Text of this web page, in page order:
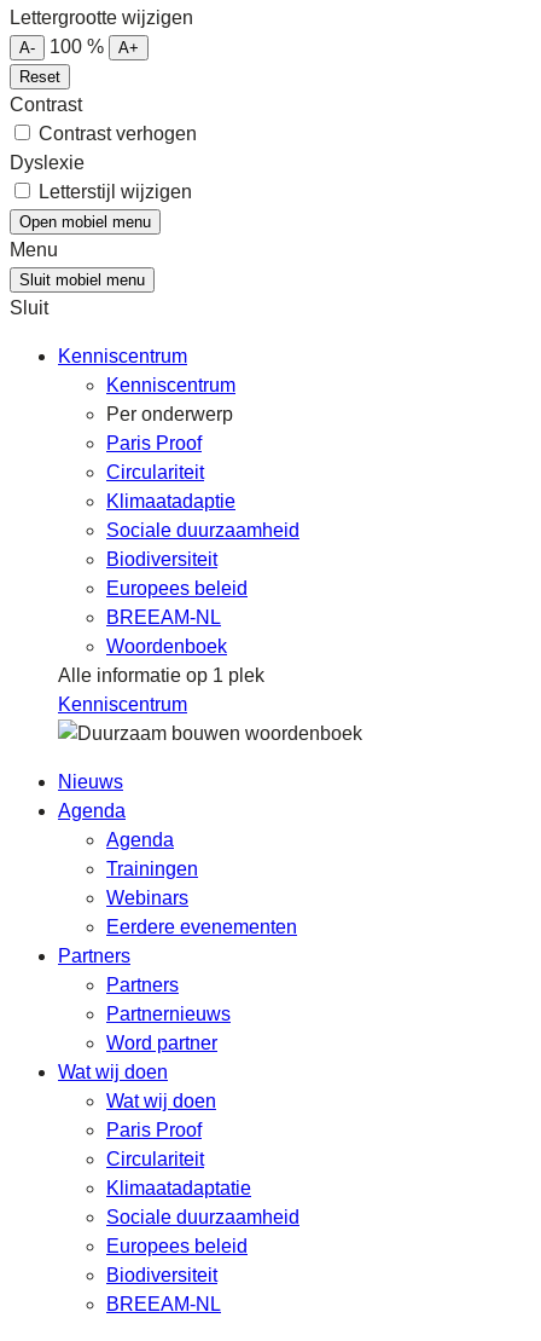
Lettergrootte wijzigen
A- 100 %
A+
Reset
Contrast
Contrast verhogen
Dyslexie
Letterstijl wijzigen
Open mobiel menu
Menu
Sluit mobiel menu
Sluit
Kenniscentrum
Kenniscentrum
Per onderwerp
Paris Proof
Circulariteit
Klimaatadaptie
Sociale duurzaamheid
Biodiversiteit
Europees beleid
BREEAM-NL
Woordenboek
Alle informatie op 1 plek
Kenniscentrum
Nieuws
Agenda
Agenda
Trainingen
Webinars
Eerdere evenementen
Partners
Partners
Partnernieuws
Word partner
Wat wij doen
Wat wij doen
Paris Proof
Circulariteit
Klimaatadaptatie
Sociale duurzaamheid
Europees beleid
Biodiversiteit
BREEAM-NL